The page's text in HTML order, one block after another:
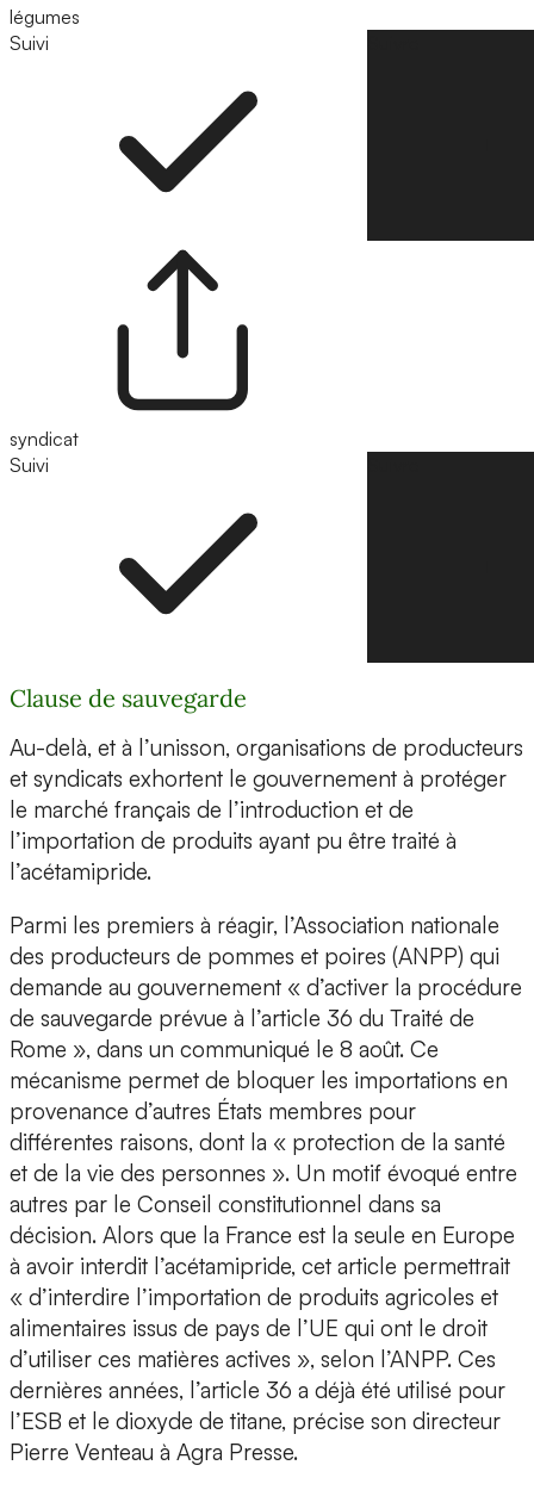
légumes
Suivi
syndicat
Suivi
Clause de sauvegarde
Au-delà, et à l’unisson, organisations de producteurs
et syndicats exhortent le gouvernement à protéger
le marché français de l’introduction et de
l’importation de produits ayant pu être traité à
l’acétamipride.
Parmi les premiers à réagir, l’Association nationale
des producteurs de pommes et poires (ANPP) qui
demande au gouvernement « d’activer la procédure
de sauvegarde prévue à l’article 36 du Traité de
Rome », dans un communiqué le 8 août. Ce
mécanisme permet de bloquer les importations en
provenance d’autres États membres pour
différentes raisons, dont la « protection de la santé
et de la vie des personnes ». Un motif évoqué entre
autres par le Conseil constitutionnel dans sa
décision. Alors que la France est la seule en Europe
à avoir interdit l’acétamipride, cet article permettrait
« d’interdire l’importation de produits agricoles et
alimentaires issus de pays de l’UE qui ont le droit
d’utiliser ces matières actives », selon l’ANPP. Ces
dernières années, l’article 36 a déjà été utilisé pour
l’ESB et le dioxyde de titane, précise son directeur
Pierre Venteau à Agra Presse.